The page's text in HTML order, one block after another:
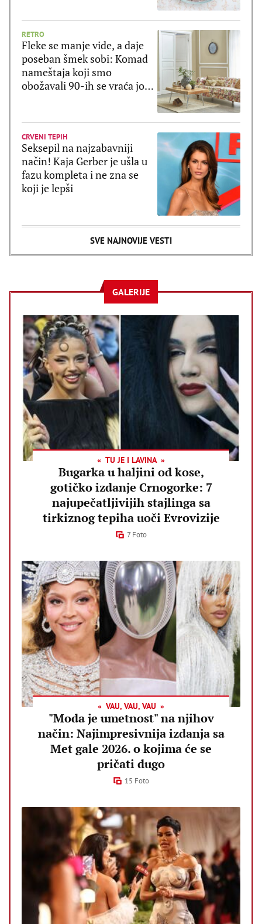
RETRO
Fleke se manje vide, a daje
poseban šmek sobi: Komad
nameštaja koji smo
obožavali 90-ih se vraća još
CRVENI TEPIH
Seksepil na najzabavniji
način! Kaja Gerber je ušla u
fazu kompleta i ne zna se
koji je lepši
SVE NAJNOVIJE VESTI
GALERIJE
TU JE I LAVINA
Bugarka u haljini od kose,
gotičko izdanje Crnogorke: 7
najupečatljivijih stajlinga sa
tirkiznog tepiha uoči Evrovizije
7 Foto
VAU, VAU, VAU
"Moda je umetnost" na njihov
način: Najimpresivnija izdanja sa
Met gale 2026. o kojima će se
pričati dugo
15 Foto